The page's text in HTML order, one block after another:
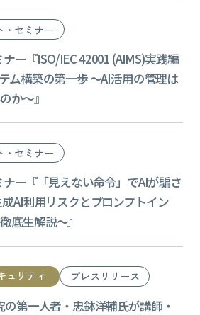
・セミナー
ー『ISO/IEC 42001 (AIMS)実践編
ム構築の第一歩​ ～AI活用の管理は
か～』
・セミナー
ー『「見えない命令」でAIが騙さ
AI利用リスクとプロンプトイン
底生解説～』
ュリティ プレスリリース
第⼀⼈者・忠鉢洋輔⽒が講師・